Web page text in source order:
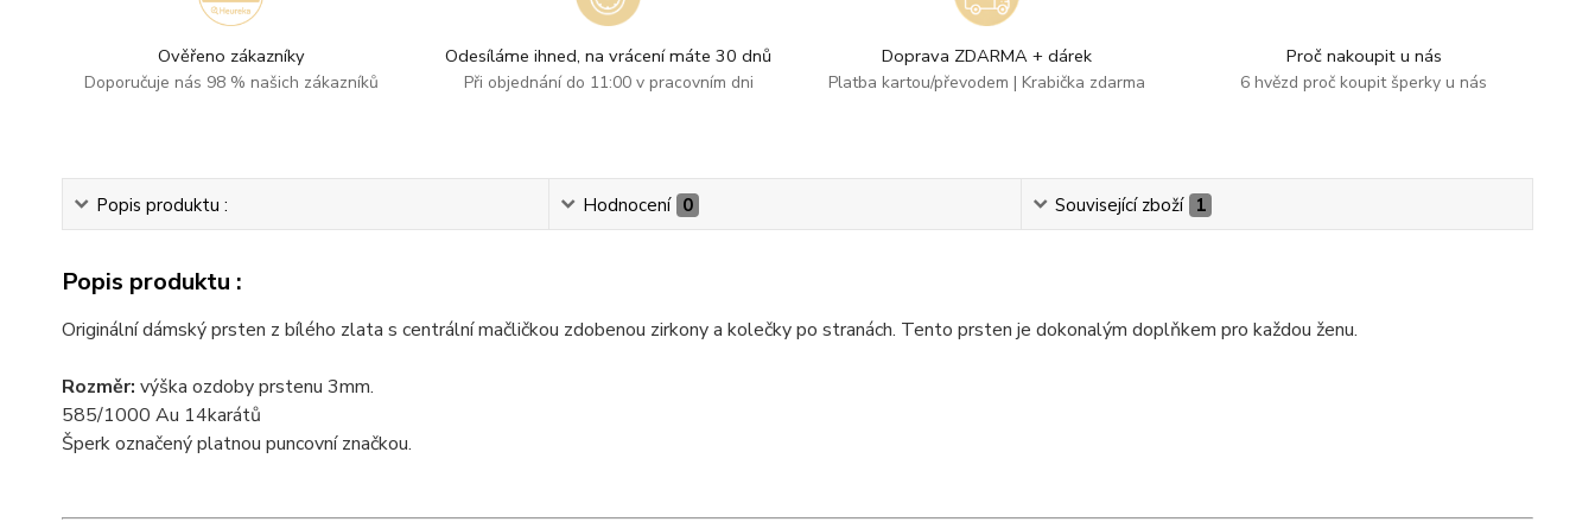
Ověřeno zákazníky
Doporučuje nás 98 % našich zákazníků
Odesíláme ihned, na vrácení máte 30 dnů
Při objednání do 11:00 v pracovním dni
Doprava ZDARMA + dárek
Platba kartou/převodem | Krabička zdarma
Proč nakoupit u nás
6 hvězd proč koupit šperky u nás
Popis produktu : Hodnocení 0 Související zboží 1
Popis produktu :
Originální dámský prsten z bílého zlata s centrální mačličkou zdobenou zirkony a kolečky po stranách. Tento prsten je dokonalým doplňkem pro každou ženu.
Rozměr: výška ozdoby prstenu 3mm.
585/1000 Au 14karátů
Šperk označený platnou puncovní značkou.